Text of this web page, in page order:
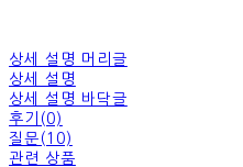
상세 설명 머리글
상세 설명
상세 설명 바닥글
후기(0)
질문(10)
관련 상품